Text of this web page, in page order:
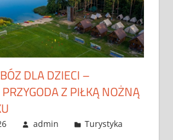
DLA DZIECI –
Z PIŁKĄ NOŻNĄ
admin Turystyka